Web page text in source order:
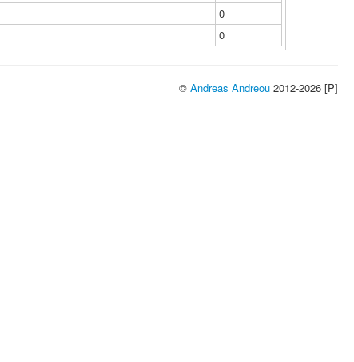
0
0
© Andreas Andreou 2012-2026 [P]